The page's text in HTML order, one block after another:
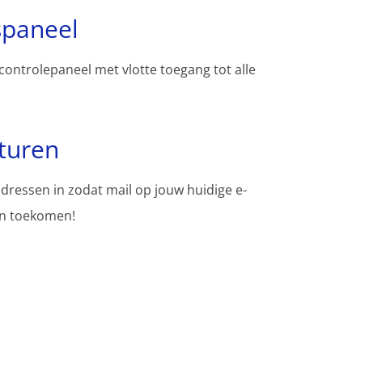
met vlotte toegang tot alle
in zodat mail op jouw huidige e-
toekomen!